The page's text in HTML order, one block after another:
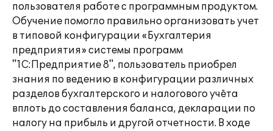
пользователя работе с программным продуктом.
Обучение помогло правильно организовать учет
в типовой конфигурации «Бухгалтерия
предприятия» системы программ
"1С:Предприятие 8", пользователь приобрел
знания по ведению в конфигурации различных
разделов бухгалтерского и налогового учёта
вплоть до составления баланса, декларации по
налогу на прибыль и другой отчетности. В ходе